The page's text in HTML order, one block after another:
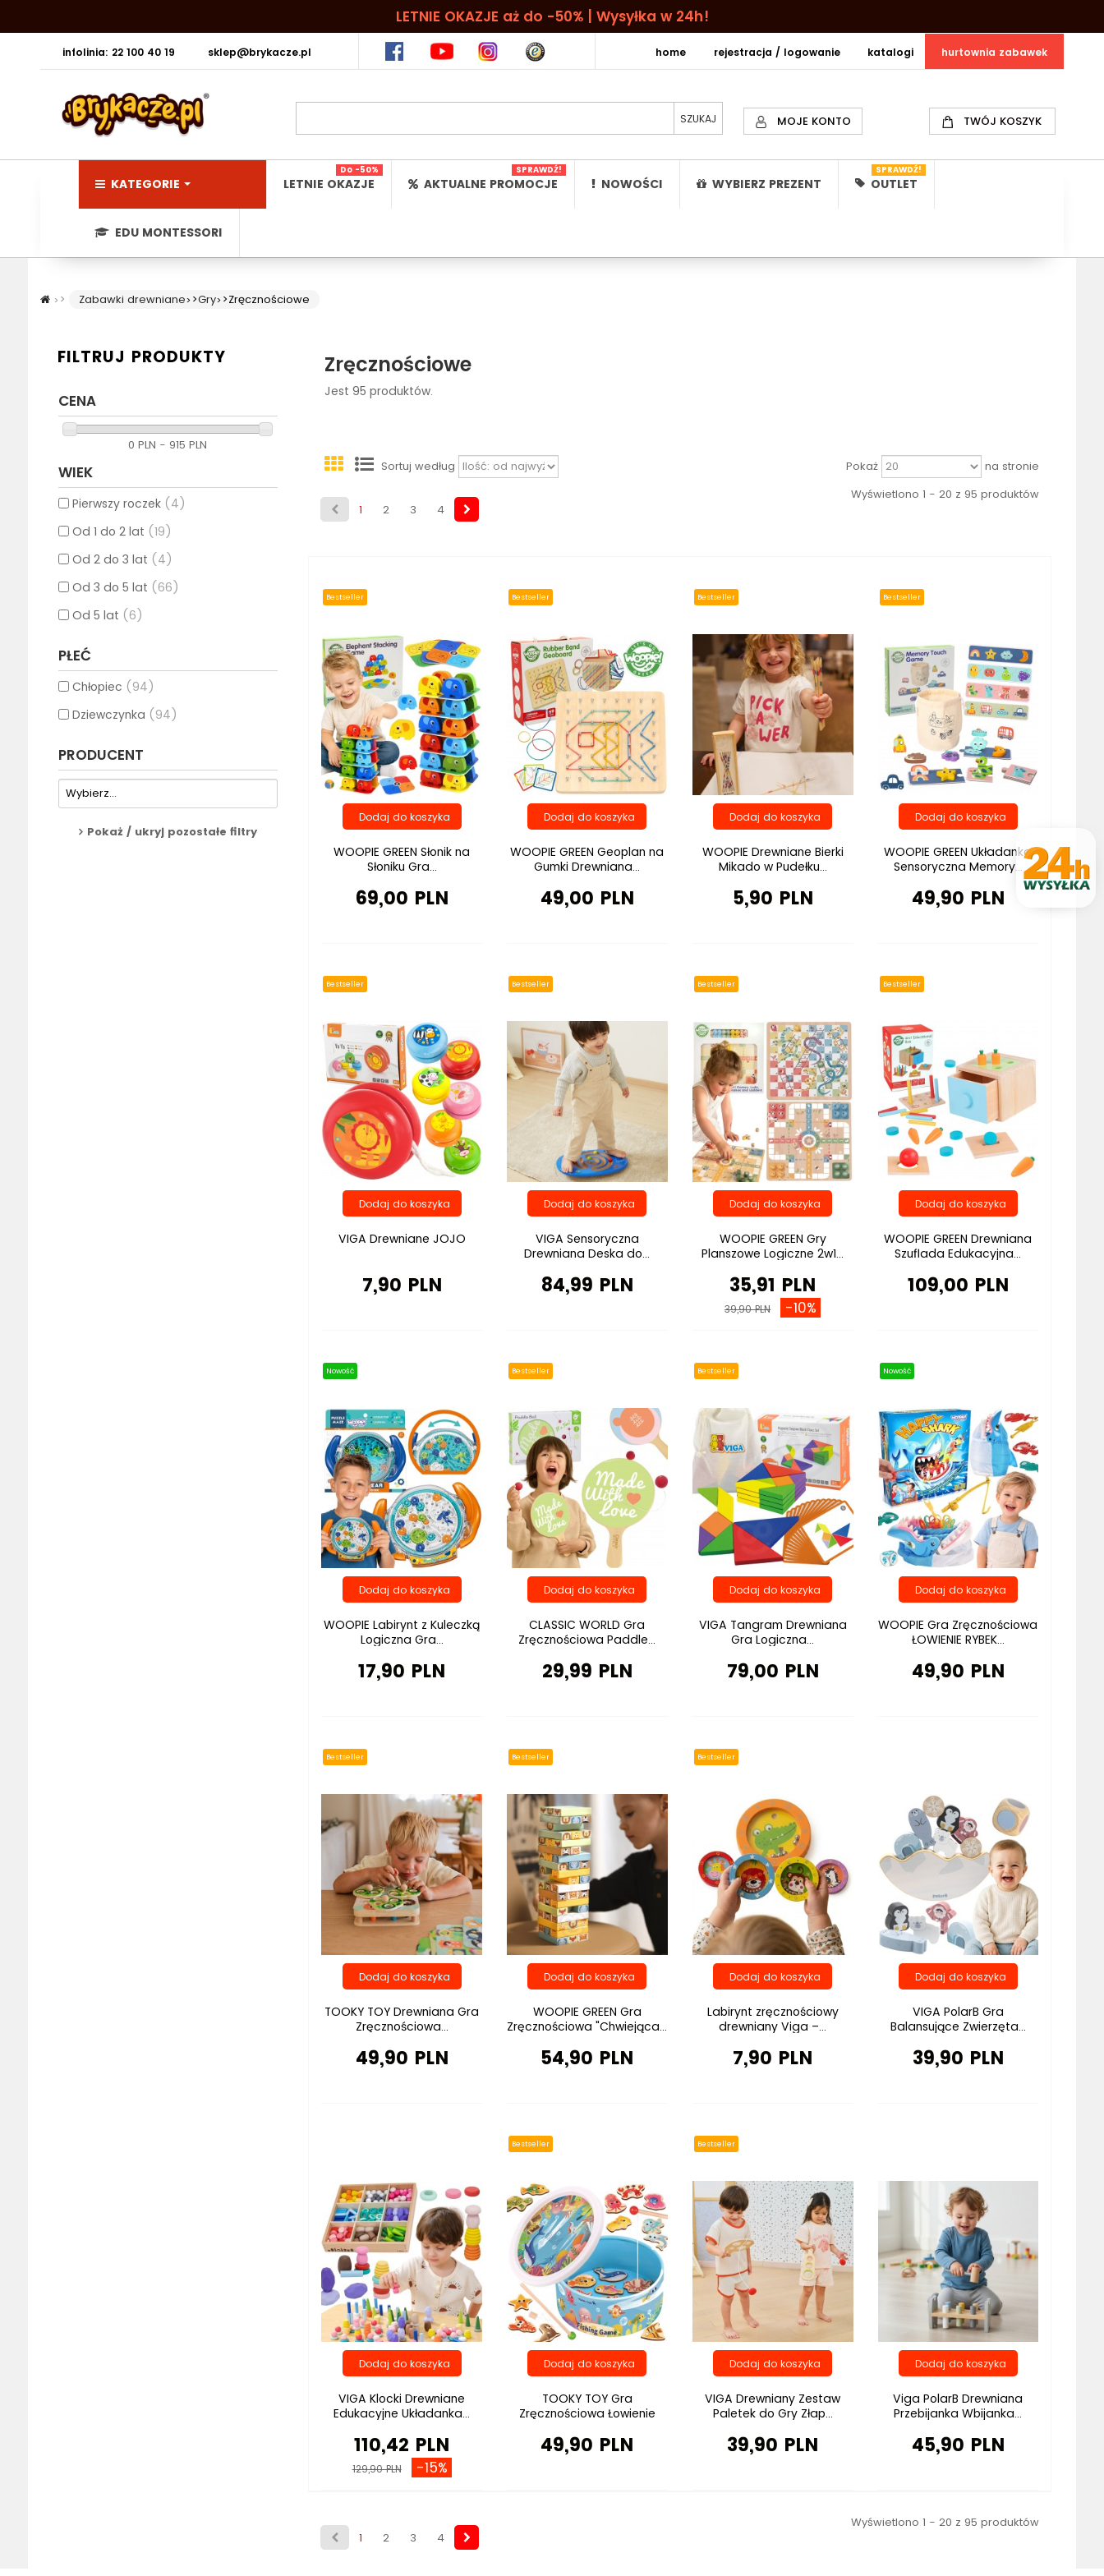
LETNIE OKAZJE aż do -50% | Wysyłka w 24h!
infolinia: 22 100 40 19 sklep@brykacze.pl hurtownia zabawek
katalogi
rejestracja / logowanie
home
MOJE KONTO TWÓJ KOSZYK
KATEGORIE LETNIE OKAZJE
Do -50%
AKTUALNE PROMOCJE
SPRAWDŹ!
NOWOŚCI WYBIERZ PREZENT OUTLET
SPRAWDŹ!
EDU MONTESSORI
> Zabawki drewniane >Gry >Zręcznościowe
FILTRUJ PRODUKTY
CENA
0 PLN - 915 PLN
WIEK
Pierwszy roczek (4)
Od 1 do 2 lat (19)
Od 2 do 3 lat (4)
Od 3 do 5 lat (66)
Od 5 lat (6)
PŁEĆ
Chłopiec (94)
Dziewczynka (94)
PRODUCENT
Pokaż / ukryj pozostałe filtry
Zręcznościowe
Jest 95 produktów.
Sortuj według Pokaż na stronie
1 2 3 4
Wyświetlono 1 - 20 z 95 produktów
Bestseller
WOOPIE GREEN Słonik na
Słoniku Gra...
69,00 PLN
Bestseller
WOOPIE GREEN Geoplan na
Gumki Drewniana...
49,00 PLN
Bestseller
WOOPIE Drewniane Bierki
Mikado w Pudełku...
5,90 PLN
Bestseller
WOOPIE GREEN Układanka
Sensoryczna Memory...
49,90 PLN
Bestseller
VIGA Drewniane JOJO
7,90 PLN
Bestseller
VIGA Sensoryczna
Drewniana Deska do...
84,99 PLN
Bestseller
WOOPIE GREEN Gry
Planszowe Logiczne 2w1...
35,91 PLN
39,90 PLN -10%
Bestseller
WOOPIE GREEN Drewniana
Szuflada Edukacyjna...
109,00 PLN
Nowość
WOOPIE Labirynt z Kuleczką
Logiczna Gra...
17,90 PLN
Bestseller
CLASSIC WORLD Gra
Zręcznościowa Paddle...
29,99 PLN
Bestseller
VIGA Tangram Drewniana
Gra Logiczna...
79,00 PLN
Nowość
WOOPIE Gra Zręcznościowa
ŁOWIENIE RYBEK...
49,90 PLN
Bestseller
TOOKY TOY Drewniana Gra
Zręcznościowa...
49,90 PLN
Bestseller
WOOPIE GREEN Gra
Zręcznościowa "Chwiejąca...
54,90 PLN
Bestseller
Labirynt zręcznościowy
drewniany Viga –...
7,90 PLN
VIGA PolarB Gra
Balansujące Zwierzęta...
39,90 PLN
VIGA Klocki Drewniane
Edukacyjne Układanka...
110,42 PLN
129,90 PLN -15%
Bestseller
TOOKY TOY Gra
Zręcznościowa Łowienie
49,90 PLN
Bestseller
VIGA Drewniany Zestaw
Paletek do Gry Złap...
39,90 PLN
Viga PolarB Drewniana
Przebijanka Wbijanka...
45,90 PLN
1 2 3 4
Wyświetlono 1 - 20 z 95 produktów